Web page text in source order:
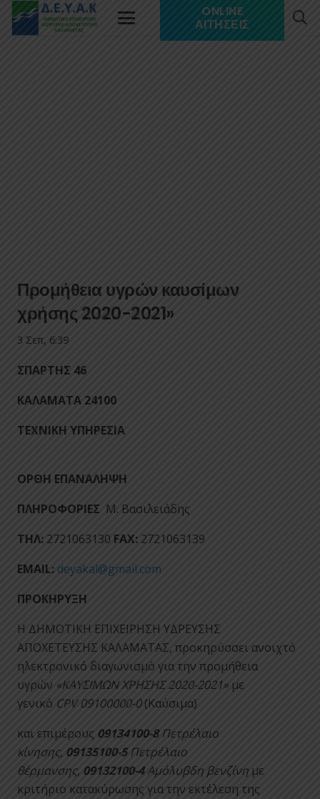
ONLINE
ΑΙΤΉΣΕΙΣ
Προμήθεια υγρών καυσίμων
χρήσης 2020-2021»
3 Σεπ, 6:39
ΣΠΑΡΤΗΣ 46
ΚΑΛΑΜΑΤΑ 24100
ΤΕΧΝΙΚΗ ΥΠΗΡΕΣΙΑ
ΟΡΘΗ ΕΠΑΝΑΛΗΨΗ
ΠΛΗΡΟΦΟΡΙΕΣ Μ. Βασιλειάδης
ΤΗΛ: 2721063130 FAX: 2721063139
EMAIL: deyakal@gmail.com
ΠΡΟΚΗΡΥΞΗ
Η ΔΗΜΟΤΙΚΗ ΕΠΙΧΕΙΡΗΣΗ ΥΔΡΕΥΣΗΣ
ΑΠΟΧΕΤΕΥΣΗΣ ΚΑΛΑΜΑΤΑΣ, προκηρύσσει ανοιχτό
ηλεκτρονικό διαγωνισμό για την προμήθεια
υγρών «ΚΑΥΣΙΜΩΝ ΧΡΗΣΗΣ 2020-2021» με
γενικό CPV 09100000-0(Καύσιμα)
και επιμέρους 09134100-8Πετρέλαιο
κίνησης, 09135100-5Πετρέλαιο
θέρμανσης, 09132100-4Αμόλυβδη βενζίνη με
κριτήριο κατακύρωσης για την εκτέλεση της